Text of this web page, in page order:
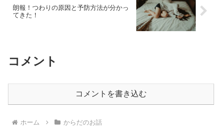
朗報！つわりの原因と予防方法が分かっ
てきた！
コメント
コメントを書き込む
ホーム からだのお話